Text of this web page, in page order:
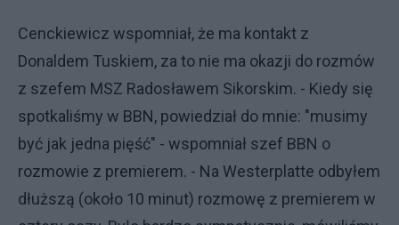
Cenckiewicz wspomniał, że ma kontakt z
Donaldem Tuskiem, za to nie ma okazji do rozmów
z szefem MSZ Radosławem Sikorskim. - Kiedy się
spotkaliśmy w BBN, powiedział do mnie: "musimy
być jak jedna pięść" - wspomniał szef BBN o
rozmowie z premierem. - Na Westerplatte odbyłem
dłuższą (około 10 minut) rozmowę z premierem w